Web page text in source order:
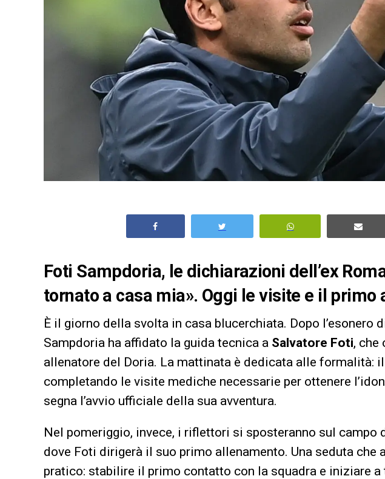
Foti Sampdoria, le dichiarazioni dell’ex
tornato a casa mia». Oggi le visite e il primo
È il giorno della svolta in casa blucerchiata. Dopo l’esonero
Sampdoria ha affidato la guida tecnica a Salvatore Foti, che
allenatore del Doria. La mattinata è dedicata alle formalità:
completando le visite mediche necessarie per ottenere
segna l’avvio ufficiale della sua avventura.
Nel pomeriggio, invece, i riflettori si sposteranno sul campo
dove Foti dirigerà il suo primo allenamento. Una seduta che
pratico: stabilire il primo contatto con la squadra e iniziare